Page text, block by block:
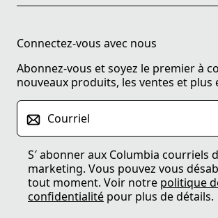
Connectez-vous avec nous
Abonnez-vous et soyez le premier à
nouveaux produits, les ventes et plus
Courriel
S′ abonner aux Columbia courriels
marketing. Vous pouvez vous
tout moment. Voir notre politique
confidentialité pour plus de détails.